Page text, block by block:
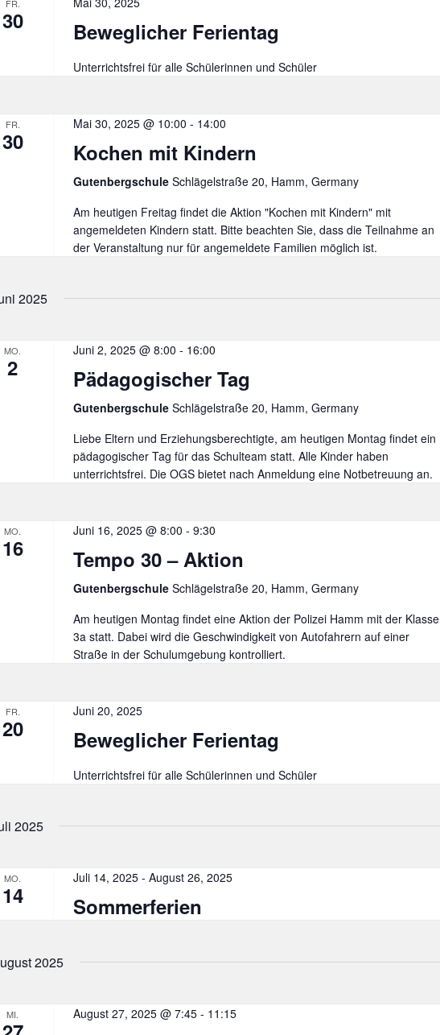
FR.
30 Beweglicher Ferientag
Unterrichtsfrei für alle Schülerinnen und Schüler
FR.
30
Mai 30, 2025 @ 10:00 - 14:00
Kochen mit Kindern
Gutenbergschule Schlägelstraße 20, Hamm, Germany
Am heutigen Freitag findet die Aktion "Kochen mit Kindern" mit
angemeldeten Kindern statt. Bitte beachten Sie, dass die Teilnahme an
der Veranstaltung nur für angemeldete Familien möglich ist.
2025
MO.
2
Juni 2, 2025 @ 8:00 - 16:00
Pädagogischer Tag
Gutenbergschule Schlägelstraße 20, Hamm, Germany
Liebe Eltern und Erziehungsberechtigte, am heutigen Montag findet ein
pädagogischer Tag für das Schulteam statt. Alle Kinder haben
unterrichtsfrei. Die OGS bietet nach Anmeldung eine Notbetreuung an.
MO.
16
Juni 16, 2025 @ 8:00 - 9:30
Tempo 30 – Aktion
Gutenbergschule Schlägelstraße 20, Hamm, Germany
Am heutigen Montag findet eine Aktion der Polizei Hamm mit der Klasse
3a statt. Dabei wird die Geschwindigkeit von Autofahrern auf einer
Straße in der Schulumgebung kontrolliert.
FR.
20
Juni 20, 2025
Beweglicher Ferientag
Unterrichtsfrei für alle Schülerinnen und Schüler
2025
MO.
14
Juli 14, 2025- August 26, 2025
Sommerferien
2025
MI. August 27, 2025 @ 7:45- 11:15